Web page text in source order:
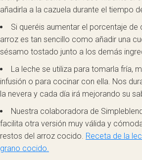
añadirla a la cazuela durante el tiempo
Si queréis aumentar el porcentaje de
arroz es tan sencillo como añadir una
sésamo tostado junto a los demás
La leche se utiliza para tomarla fría,
infusión o para cocinar con ella. Nos
la nevera y cada día irá mejorando su
Nuestra colaboradora de
facilita otra versión muy válida y
restos del arroz cocido. Receta de la
grano cocido.